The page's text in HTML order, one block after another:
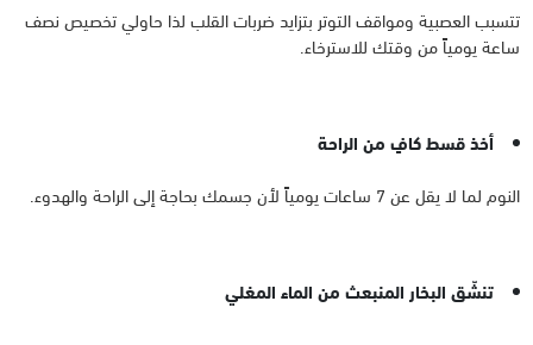
تتسبب العصبية ومواقف التوتر بتزايد ضربات القلب لذا حاولي تخصيص نصف
ساعة يومياً من وقتك للاسترخاء.
أخذ قسط كافٍ من الراحة
النوم لما لا يقل عن 7 ساعات يومياً لأن جسمك بحاجة إلى الراحة والهدوء.
تنشّق البخار المنبعث من الماء المغلي